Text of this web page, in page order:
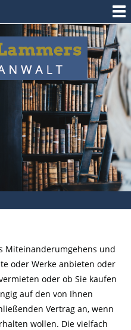
Miteinanderumgehens und
oder Werke anbieten oder
oder ob Sie kaufen
auf den von Ihnen
Vertrag an, wenn
wollen. Die vielfach